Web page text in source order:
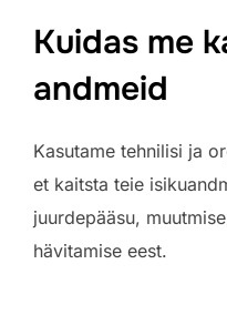
Kuidas me
andmeid
Kasutame tehnilisi ja
et kaitsta teie
juurdepääsu,
hävitamise eest.